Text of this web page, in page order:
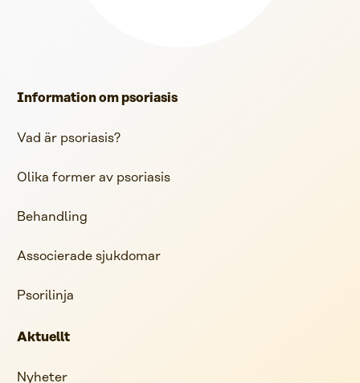
Information om psoriasis
Vad är psoriasis?
Olika former av psoriasis
Behandling
Associerade sjukdomar
Psorilinja
Aktuellt
Nyheter